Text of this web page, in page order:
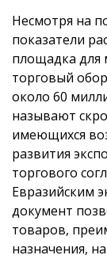
Несмотря на
показатели
площадка для
торговый
около 60
называют
имеющихся
развития
торгового
Евразийским
документ
товаров,
назначения,